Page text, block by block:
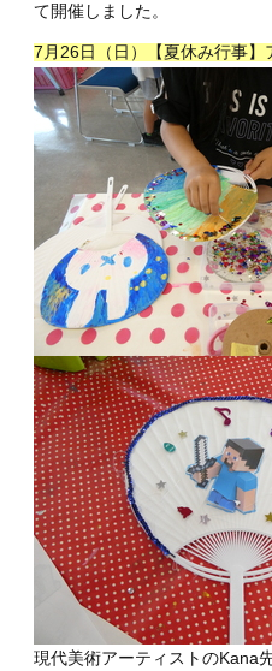
て開催しました。
7月26日（日）【夏休み行事】
現代美術アーティストのKana